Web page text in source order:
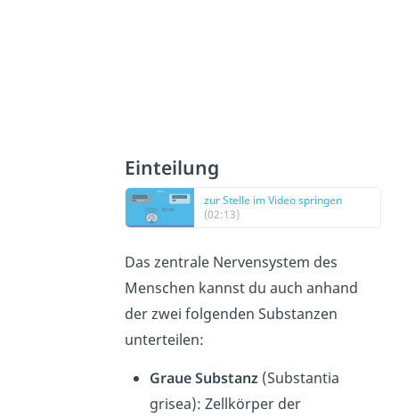
Einteilung
zur Stelle im Video springen
(02:13)
Das zentrale Nervensystem des
Menschen kannst du auch anhand
der zwei folgenden Substanzen
unterteilen:
Graue Substanz(Substantia
grisea): Zellkörper der